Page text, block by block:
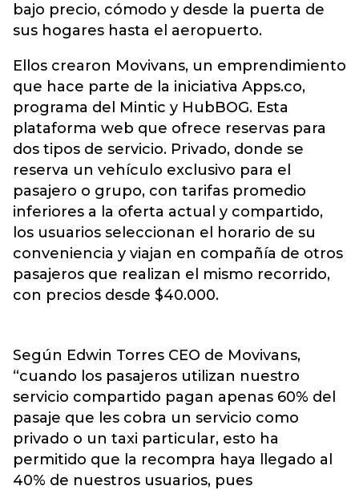
bajo precio, cómodo y desde la puerta de
sus hogares hasta el aeropuerto.
Ellos crearon Movivans, un emprendimiento
que hace parte de la iniciativa Apps.co,
programa del Mintic y HubBOG. Esta
plataforma web que ofrece reservas para
dos tipos de servicio. Privado, donde se
reserva un vehículo exclusivo para el
pasajero o grupo, con tarifas promedio
inferiores a la oferta actual y compartido,
los usuarios seleccionan el horario de su
conveniencia y viajan en compañía de otros
pasajeros que realizan el mismo recorrido,
con precios desde $40.000.
Según Edwin Torres CEO de Movivans,
“cuando los pasajeros utilizan nuestro
servicio compartido pagan apenas 60% del
pasaje que les cobra un servicio como
privado o un taxi particular, esto ha
permitido que la recompra haya llegado al
40% de nuestros usuarios, pues